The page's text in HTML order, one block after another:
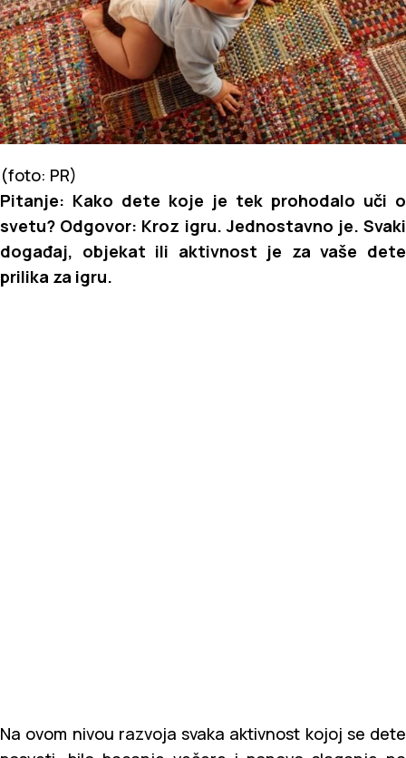
(foto: PR)
Pitanje: Kako dete koje je tek prohodalo uči o
svetu? Odgovor: Kroz igru. Jednostavno je. Svaki
događaj, objekat ili aktivnost je za vaše dete
prilika za igru.
Na ovom nivou razvoja svaka aktivnost kojoj se dete